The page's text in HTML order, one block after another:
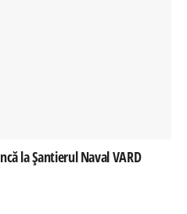
la Șantierul Naval VARD